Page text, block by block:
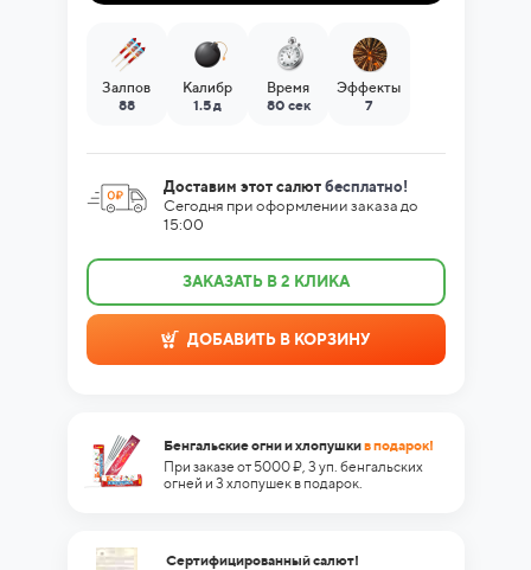
Залпов
88
Калибр
1.5 д
Время
80 сек
Эффекты
7
Доставим этот салют бесплатно!
Сегодня при оформлении заказа до
15:00
ЗАКАЗАТЬ В 2 КЛИКА
ДОБАВИТЬ В КОРЗИНУ
Бенгальские огни и хлопушкив подарок!
При заказе от 5000 ₽, 3 уп. бенгальских
огней и 3 хлопушек в подарок.
Сертифицированный салют!